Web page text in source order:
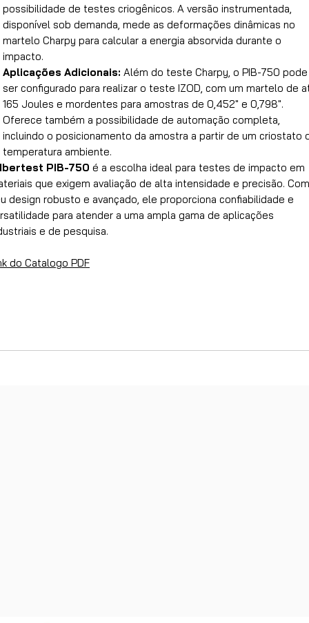
possibilidade de testes criogênicos. A versão instrumentada,
disponível sob demanda, mede as deformações dinâmicas no
martelo Charpy para calcular a energia absorvida durante o
impacto.
Aplicações Adicionais: Além do teste Charpy, o PIB-750 pode
ser configurado para realizar o teste IZOD, com um martelo de
165 Joules e mordentes para amostras de 0,452″ e 0,798″.
Oferece também a possibilidade de automação completa,
incluindo o posicionamento da amostra a partir de um criostato
temperatura ambiente.
Ibertest PIB-750 é a escolha ideal para testes de impacto em
que exigem avaliação de alta intensidade e precisão. Com
design robusto e avançado, ele proporciona confiabilidade e
para atender a uma ampla gama de aplicações
e de pesquisa.
do Catalogo PDF